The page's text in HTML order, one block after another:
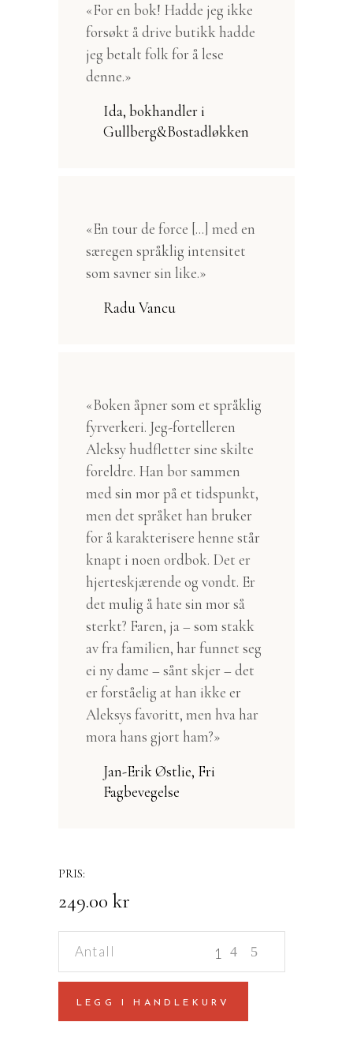
«For en bok! Hadde jeg ikke
forsøkt å drive butikk hadde
jeg betalt folk for å lese
denne.»
Ida, bokhandler i
Gullberg&Bostadløkken
«En tour de force [...] med en
særegen språklig intensitet
som savner sin like.»
Radu Vancu
«Boken åpner som et språklig
fyrverkeri. Jeg-fortelleren
Aleksy hudfletter sine skilte
foreldre. Han bor sammen
med sin mor på et tidspunkt,
men det språket han bruker
for å karakterisere henne står
knapt i noen ordbok. Det er
hjerteskjærende og vondt. Er
det mulig å hate sin mor så
sterkt? Faren, ja – som stakk
av fra familien, har funnet seg
ei ny dame – sånt skjer – det
er forståelig at han ikke er
Aleksys favoritt, men hva har
mora hans gjort ham?»
Jan-Erik Østlie, Fri
Fagbevegelse
249.00 kr
hadde
grønne
LEGG I HANDLEKURV